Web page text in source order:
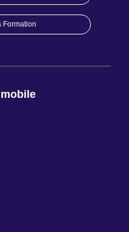
Formation